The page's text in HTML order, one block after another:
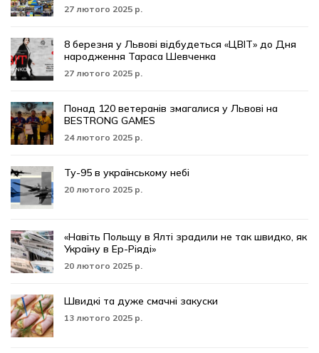
27 лютого 2025 р.
8 березня у Львові відбудеться «ЦВІТ» до Дня
народження Тараса Шевченка
27 лютого 2025 р.
Понад 120 ветеранів змагалися у Львові на
BESTRONG GAMES
24 лютого 2025 р.
Ту-95 в українському небі
20 лютого 2025 р.
«Навіть Польщу в Ялті зрадили не так швидко, як
Україну в Ер-Ріяді»
20 лютого 2025 р.
Швидкі та дуже смачні закуски
13 лютого 2025 р.